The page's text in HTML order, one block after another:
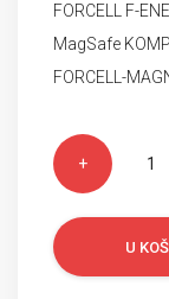
FORCELL F-
MagSafe
FORCELL-
U